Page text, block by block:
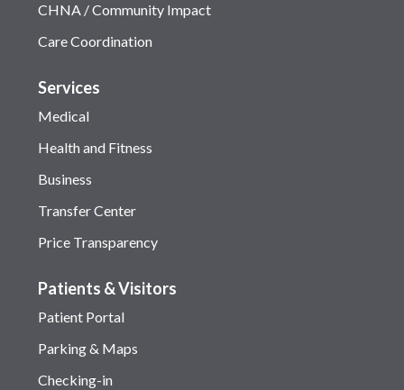
CHNA / Community Impact
Care Coordination
Services
Medical
Health and Fitness
Business
Transfer Center
Price Transparency
Patients & Visitors
Patient Portal
Parking & Maps
Checking-in